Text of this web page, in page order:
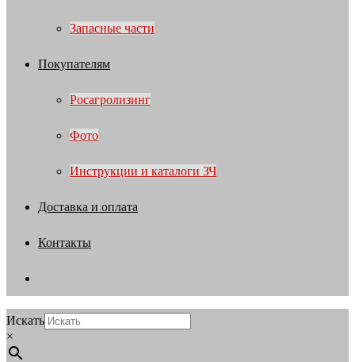
Запасные части
Покупателям
Росагролизинг
Фото
Инструкции и каталоги ЗЧ
Доставка и оплата
Контакты
Искать
×